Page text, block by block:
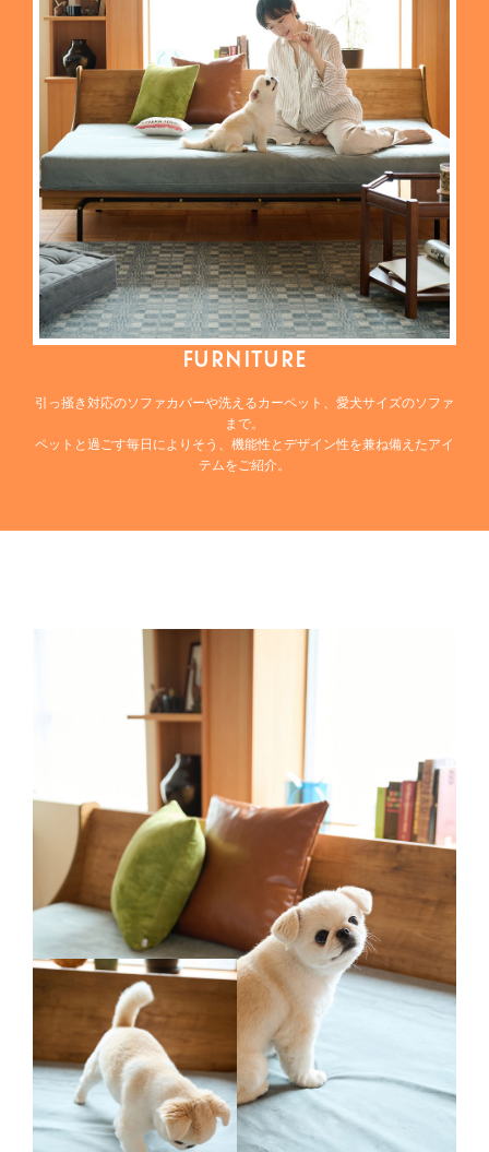
FURNITURE
引っ掻き対応のソファカバーや洗えるカーペット、愛犬サイズのソファ
まで。
ペットと過ごす毎日によりそう、機能性とデザイン性を兼ね備えたアイ
テムをご紹介。